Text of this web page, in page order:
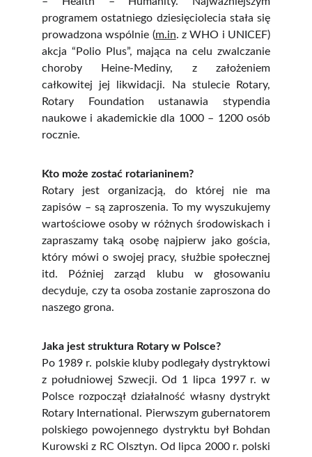
programem ostatniego dziesięciolecia stała się
prowadzona wspólnie (m.in. z WHO i UNICEF)
akcja “Polio Plus”, mająca na celu zwalczanie
choroby Heine-Mediny, z założeniem
całkowitej jej likwidacji. Na stulecie Rotary,
Rotary Foundation ustanawia stypendia
naukowe i akademickie dla 1000 – 1200 osób
rocznie.
Kto może zostać rotarianinem?
Rotary jest organizacją, do której nie ma
zapisów – są zaproszenia. To my wyszukujemy
wartościowe osoby w różnych środowiskach i
zapraszamy taką osobę najpierw jako gościa,
który mówi o swojej pracy, służbie społecznej
itd. Później zarząd klubu w głosowaniu
decyduje, czy ta osoba zostanie zaproszona do
naszego grona.
Jaka jest struktura Rotary w Polsce?
Po 1989 r. polskie kluby podlegały dystryktowi
z południowej Szwecji. Od 1 lipca 1997 r. w
Polsce rozpoczął działalność własny dystrykt
Rotary International. Pierwszym gubernatorem
polskiego powojennego dystryktu był Bohdan
Kurowski z RC Olsztyn. Od lipca 2000 r. polski